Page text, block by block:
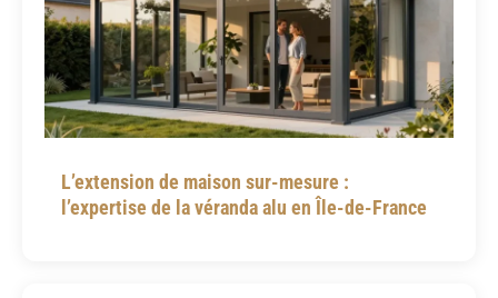
L’extension de maison sur-mesure :
l’expertise de la véranda alu en Île-de-France